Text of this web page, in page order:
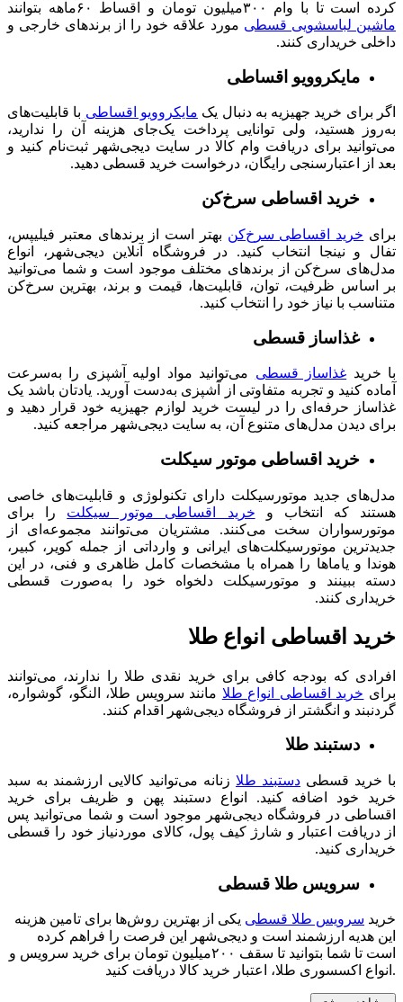
کرده است تا با وام ۳۰۰میلیون تومان و اقساط ۶۰ماهه بتوانند
ماشین لباسشویی قسطی مورد علاقه خود را از برندهای خارجی و
داخلی خریداری کنند.
مایکروویو اقساطی
اگر برای خرید جهیزیه به دنبال یک مایکروویو اقساطی با قابلیت‌‌های
به‌روز هستید، ولی توانایی پرداخت یک‌جای هزینه آن را ندارید،
می‌توانید برای دریافت وام کالا در سایت دیجی‌شهر ثبت‌نام کنید و
بعد از اعتبارسنجی رایگان، درخواست خرید قسطی دهید.
خرید اقساطی سرخ‌کن
برای خرید اقساطی سرخ‌کن بهتر است از برندهای معتبر فیلیپس،
تفال و نینجا انتخاب کنید. در فروشگاه آنلاین دیجی‌شهر، انواع
مدل‌های سرخ‌کن از برندهای مختلف موجود است و شما می‌توانید
بر اساس ظرفیت، توان، قابلیت‌ها، قیمت و برند، بهترین سرخ‌کن
متناسب با نیاز خود را انتخاب کنید.
غذاساز قسطی
با خرید غذاساز قسطی می‌توانید مواد اولیه آشپزی را به‌سرعت
آماده کنید و تجربه متفاوتی از آشپزی به‌دست آورید. یادتان باشد یک
غذاساز حرفه‌ای را در لیست خرید لوازم جهیزیه خود قرار دهید و
برای دیدن مدل‌های متنوع آن، به سایت دیجی‌شهر مراجعه کنید.
خرید اقساطی موتور سیکلت
مدل‌های جدید موتورسیکلت دارای تکنولوژی و قابلیت‌های خاصی
هستند که انتخاب و
خرید اقساطی موتور سیکلت
را برای
موتورسواران سخت می‌کنند. مشتریان می‌توانند مجموعه‌ای از
جدیدترین موتورسیکلت‌های ایرانی و وارداتی از جمله کویر، کبیر،
هوندا و یاماها را همراه با مشخصات کامل ظاهری و فنی، در این
دسته ببینند و موتورسیکلت دلخواه خود را به‌صورت قسطی
خریداری کنند.
خرید اقساطی انواع طلا
افرادی که بودجه کافی برای خرید نقدی طلا را ندارند، می‌توانند
برای خرید اقساطی انواع طلا مانند سرویس طلا، النگو، گوشواره،
گردنبند و انگشتر از فروشگاه دیجی‌شهر اقدام کنند.
دستبند طلا
با خرید قسطی دستبند طلا زنانه می‌توانید کالایی ارزشمند به سبد
خرید خود اضافه کنید. انواع دستبند پهن و ظریف برای خرید
اقساطی در فروشگاه دیجی‌شهر موجود است و شما می‌توانید پس
از دریافت اعتبار و شارژ کیف پول، کالای موردنیاز خود را قسطی
خریداری کنید.
سرویس طلا قسطی
خرید سرویس طلا قسطی یکی از بهترین روش‌ها برای تامین هزینه
این هدیه ارزشمند است و دیجی‌شهر این فرصت را فراهم کرده
است تا شما بتوانید تا سقف ۲۰۰میلیون تومان برای خرید سرویس و
انواع اکسسوری‌ طلا، اعتبار خرید کالا دریافت کنید.